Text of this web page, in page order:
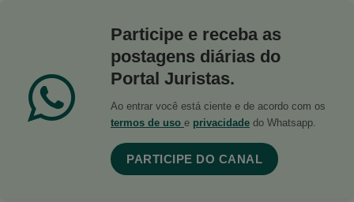
Participe e receba as
postagens diárias do
Portal Juristas.
Ao entrar você está ciente e de acordo com os
termos de uso e privacidade do Whatsapp.
PARTICIPE DO CANAL